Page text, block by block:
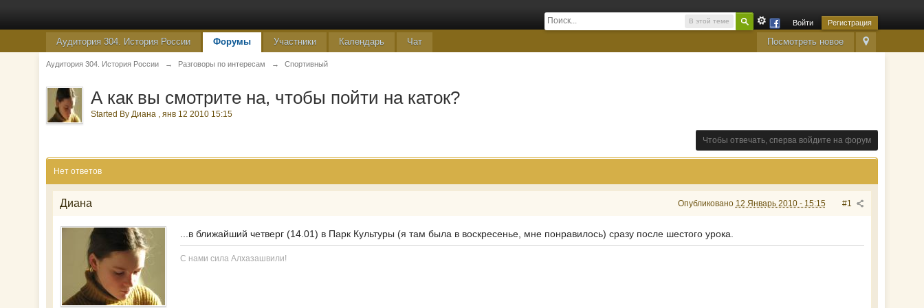
В этой теме Войти Регистрация
Посмотреть новое
Аудитория 304. История России Форумы Участники Календарь Чат
Аудитория 304. История России → Разговоры по интересам → Спортивный
А как вы смотрите на, чтобы пойти на каток?
Started ByДиана ,янв 12 2010 15:15
Чтобы отвечать, сперва войдите на форум
Нет ответов
#1
Диана Опубликовано 12 Январь 2010 - 15:15
...в ближайший четверг (14.01) в Парк Культуры (я там была в воскресенье, мне понравилось) сразу после шестого урока.
С нами сила Алхазашвили!